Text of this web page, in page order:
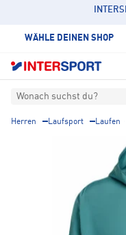
WÄHLE DEINEN SHOP
Wonach suchst du?
Herren Laufsport Laufen